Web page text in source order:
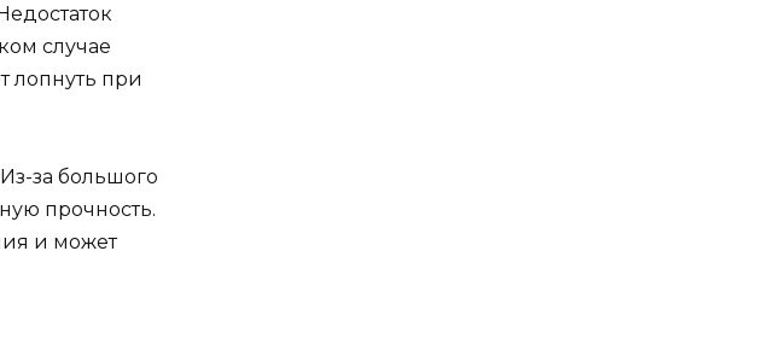
случае
лопнуть при
за большого
прочность.
и может